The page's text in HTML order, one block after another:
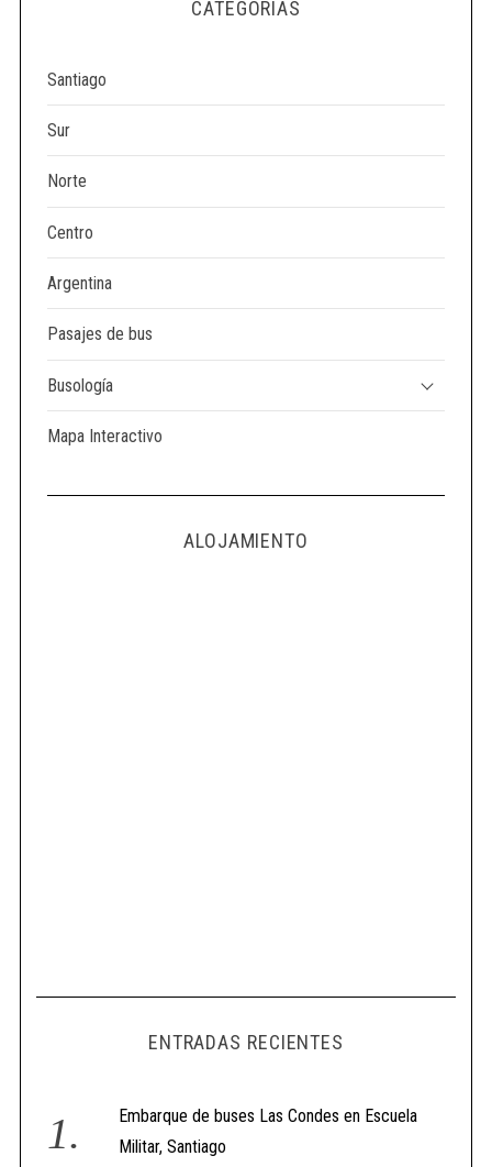
CATEGORÍAS
Santiago
Sur
Norte
Centro
Argentina
Pasajes de bus
Busología
Mapa Interactivo
ALOJAMIENTO
ENTRADAS RECIENTES
Embarque de buses Las Condes en Escuela
Militar, Santiago